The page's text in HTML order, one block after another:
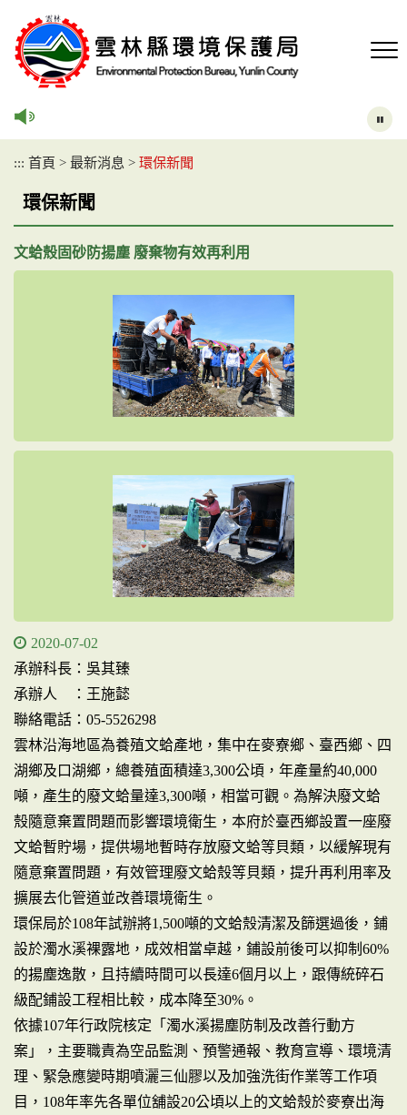
::: 首頁 > 最新消息 > 環保新聞
環保新聞
文蛤殼固砂防揚塵 廢棄物有效再利用
2020-07-02
承辦科長：吳其臻
承辦人 ：王施懿
聯絡電話：05-5526298
雲林沿海地區為養殖文蛤產地，集中在麥寮鄉、臺西鄉、四
湖鄉及口湖鄉，總養殖面積達3,300公頃，年產量約40,000
噸，產生的廢文蛤量達3,300噸，相當可觀。為解決廢文蛤
殼隨意棄置問題而影響環境衛生，本府於臺西鄉設置一座廢
文蛤暫貯場，提供場地暫時存放廢文蛤等貝類，以緩解現有
隨意棄置問題，有效管理廢文蛤殼等貝類，提升再利用率及
擴展去化管道並改善環境衛生。
環保局於108年試辦將1,500噸的文蛤殼清潔及篩選過後，鋪
設於濁水溪裸露地，成效相當卓越，鋪設前後可以抑制60%
的揚塵逸散，且持續時間可以長達6個月以上，跟傳統碎石
級配鋪設工程相比較，成本降至30%。
依據107年行政院核定「濁水溪揚塵防制及改善行動方
案」，主要職責為空品監測、預警通報、教育宣導、環境清
理、緊急應變時期噴灑三仙膠以及加強洗街作業等工作項
目，108年率先各單位舖設20公頃以上的文蛤殼於麥寮出海